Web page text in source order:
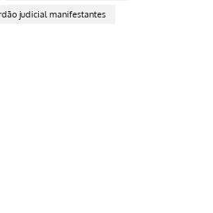
judicial manifestantes